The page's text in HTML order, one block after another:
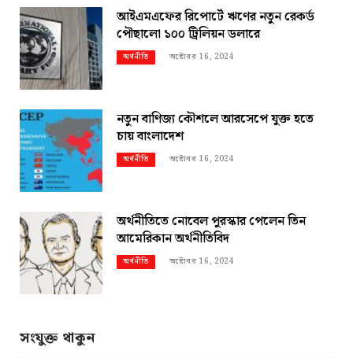
আইএমএফের রিপোর্টে ঋণের নতুন রেকর্ড
পৌছালো ১০০ ট্রিলিয়ন ডলারে
অর্থনীতি অক্টোবর 16, 2024
নতুন বাণিজ্য কৌশলে আরসেপে যুক্ত হতে
চায় বাংলাদেশ
অর্থনীতি অক্টোবর 16, 2024
অর্থনীতিতে নোবেল পুরস্কার পেলেন তিন
আমেরিকান অর্থনীতিবিদ
অর্থনীতি অক্টোবর 16, 2024
সংযুক্ত থাকুন